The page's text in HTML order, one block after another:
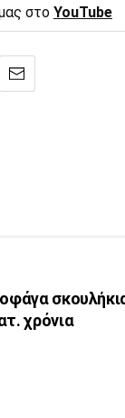
στο YouTube
χρόνια